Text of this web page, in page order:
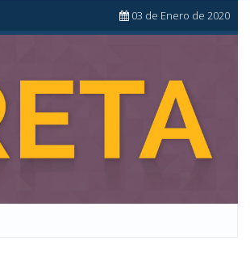
03 de Enero de 2020